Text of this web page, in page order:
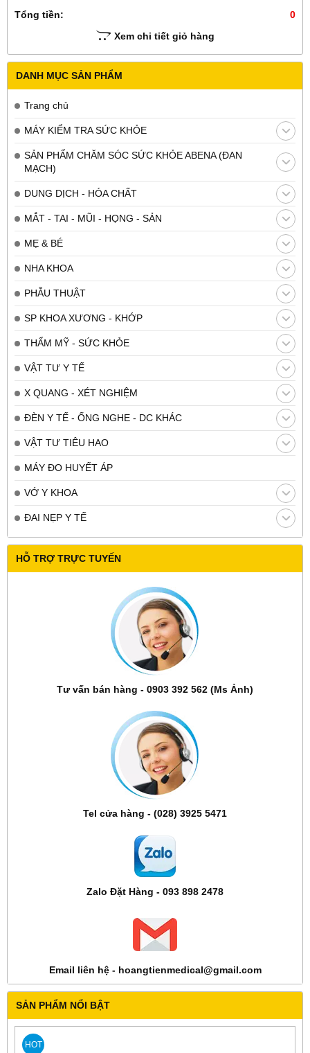
Tổng tiền:
0
Xem chi tiết giỏ hàng
DANH MỤC SẢN PHẨM
Trang chủ
MÁY KIỂM TRA SỨC KHỎE
SẢN PHẨM CHĂM SÓC SỨC KHỎE ABENA (ĐAN
MẠCH)
DUNG DỊCH - HÓA CHẤT
MẮT - TAI - MŨI - HỌNG - SẢN
MẸ & BÉ
NHA KHOA
PHẪU THUẬT
SP KHOA XƯƠNG - KHỚP
THẨM MỸ - SỨC KHỎE
VẬT TƯ Y TẾ
X QUANG - XÉT NGHIỆM
ĐÈN Y TẾ - ỐNG NGHE - DC KHÁC
VẬT TƯ TIÊU HAO
MÁY ĐO HUYẾT ÁP
VỚ Y KHOA
ĐAI NẸP Y TẾ
HỖ TRỢ TRỰC TUYẾN
Tư vấn bán hàng - 0903 392 562 (Ms Ảnh)
Tel cửa hàng - (028) 3925 5471
Zalo Đặt Hàng - 093 898 2478
Email liên hệ - hoangtienmedical@gmail.com
SẢN PHẨM NỔI BẬT
HOT